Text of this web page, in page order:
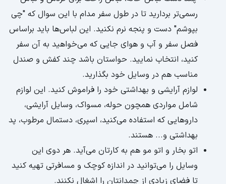
رسمی‌تر بردارید تا در طول سفر مدام با این سوال که "چی
بپوشم" دست و پنجه نرم نکنید. این لباس‌ها باید براساس
فصل سفر و آب و هوای جایی که می‌خواهید به آن سفر
کنید، انتخاب نمایید. حواستان باشد چند کفش و صندل
مناسب هم در وسایل خود بگذارید.
لوازم آرایشی و بهداشتی خود را فراموش کنید. این لوازم
شامل مواردی همچون حوله، مسواک، وسایل آرایشی،
داروهایی که استفاده می‌کنید، اسپری، دستمال مرطوب، پد
بهداشتی و... هستند.
اتو بخار و اتو مو هم به کارتان می‌آید. هر دوی این
وسایل را می‌توانید در اندازه کوچک و مسافرتی تهیه کنید
تا فضای زیادی از چمدانتان را اشغال نکنند.